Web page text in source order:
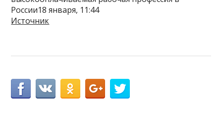
России18 января, 11:44
Источник